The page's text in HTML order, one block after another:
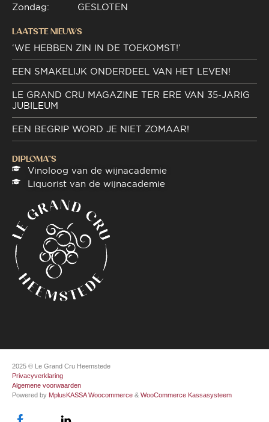
Zondag:
GESLOTEN
LAATSTE NIEUWS
‘WE HEBBEN ZIN IN DE TOEKOMST!’
EEN SMAKELIJK ONDERDEEL VAN HET LEVEN!
LE GRAND CRU MAGAZINE TER ERE VAN 35-JARIG
JUBILEUM
EEN BEGRIP WORD JE NIET ZOMAAR!
DIPLOMA"S
Vinoloog van de wijnacademie
Liquorist van de wijnacademie
2025 © Le Grand Cru Heemstede
Privacyverklaring
Algemene voorwaarden
Powered by MplusKASSA Woocommerce & WooCommerce Kassasysteem